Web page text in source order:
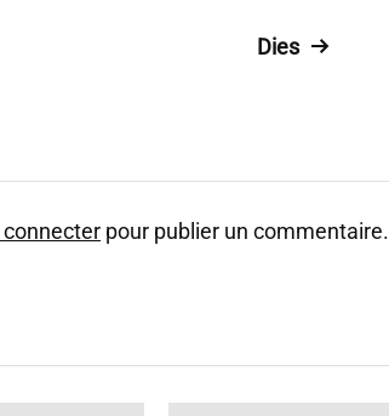
Dies
pour publier un commentaire.